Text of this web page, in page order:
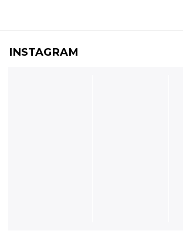
INSTAGRAM